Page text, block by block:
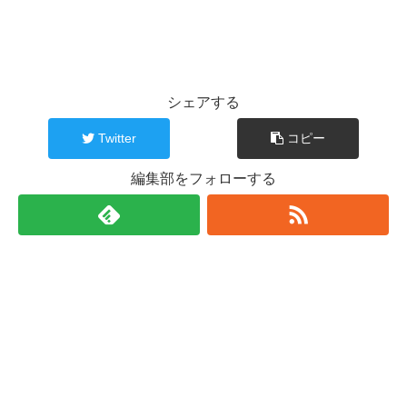
シェアする
Twitter コピー
編集部をフォローする